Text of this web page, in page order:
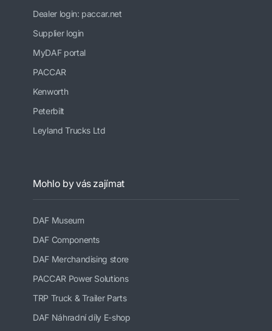
Dealer login: paccar.net
Supplier login
MyDAF portal
PACCAR
Kenworth
Peterbilt
Leyland Trucks Ltd
Mohlo by vás zajímat
DAF Museum
DAF Components
DAF Merchandising store
PACCAR Power Solutions
TRP Truck & Trailer Parts
DAF Náhradní díly E-shop